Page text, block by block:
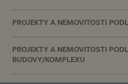
PROJEKTY A NEMOVITOSTI
PROJEKTY A NEMOVITOSTI
BUDOVY/KOMPLEXU